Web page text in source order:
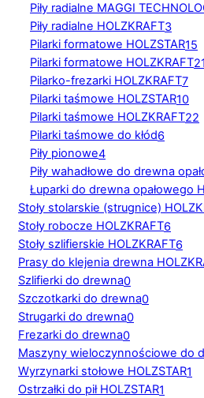
Piły radialne MAGGI
Piły radialne HOLZKRAFT3
Pilarki formatowe HOLZSTAR15
Pilarki formatowe HOLZKRAFT21
Pilarko-frezarki HOLZKRAFT7
Pilarki taśmowe HOLZSTAR10
Pilarki taśmowe HOLZKRAFT22
Pilarki taśmowe do kłód6
Piły pionowe4
Piły wahadłowe do drewna
Łuparki do drewna opałowego
Stoły stolarskie (strugnice)
Stoły robocze HOLZKRAFT6
Stoły szlifierskie HOLZKRAFT6
Prasy do klejenia drewna
Szlifierki do drewna0
Szczotkarki do drewna0
Strugarki do drewna0
Frezarki do drewna0
Maszyny wieloczynnościowe do
Wyrzynarki stołowe HOLZSTAR1
Ostrzałki do pił HOLZSTAR1